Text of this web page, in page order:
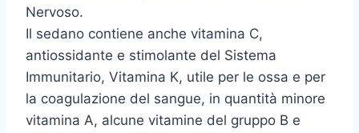
Nervoso.
Il sedano contiene anche vitamina C,
antiossidante e stimolante del Sistema
Immunitario, Vitamina K, utile per le ossa e per
la coagulazione del sangue, in quantità minore
vitamina A, alcune vitamine del gruppo B e